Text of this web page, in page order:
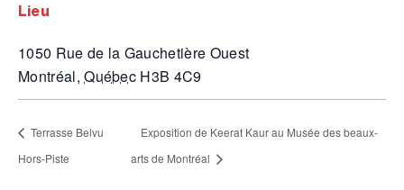
lieu
1050 Rue de la Gauchetière Ouest
Montréal, Québec H3B 4C9
Terrasse Belvu
Hors-Piste
Exposition de Keerat Kaur au Musée des beaux-
arts de Montréal